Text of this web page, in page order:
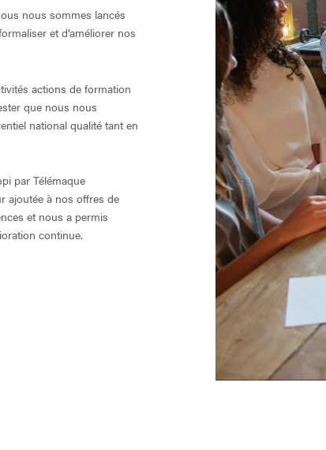
nous sommes lancés
et d’améliorer nos
actions de formation
que nous nous
national qualité tant en
par Télémaque
ajoutée à nos offres de
et nous a permis
continue.